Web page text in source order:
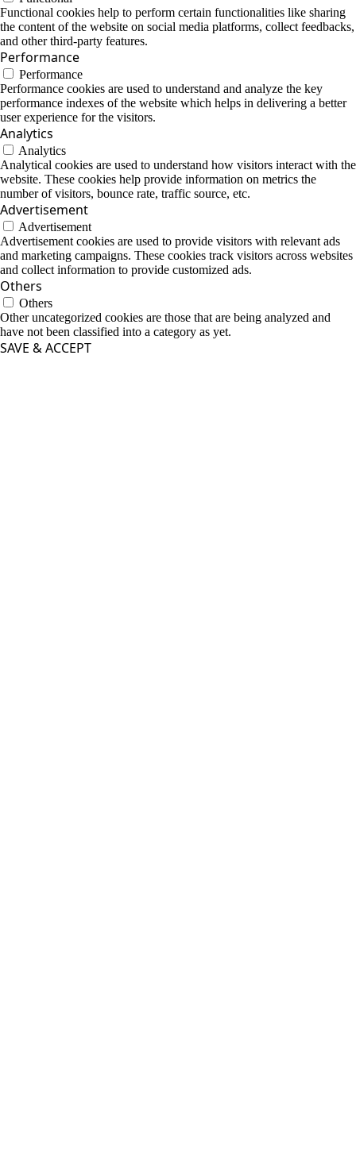
Functional cookies help to perform certain functionalities like sharing
the content of the website on social media platforms, collect feedbacks,
and other third-party features.
Performance
Performance
Performance cookies are used to understand and analyze the key
performance indexes of the website which helps in delivering a better
user experience for the visitors.
Analytics
Analytics
Analytical cookies are used to understand how visitors interact with the
website. These cookies help provide information on metrics the
number of visitors, bounce rate, traffic source, etc.
Advertisement
Advertisement
Advertisement cookies are used to provide visitors with relevant ads
and marketing campaigns. These cookies track visitors across websites
and collect information to provide customized ads.
Others
Others
Other uncategorized cookies are those that are being analyzed and
have not been classified into a category as yet.
SAVE & ACCEPT